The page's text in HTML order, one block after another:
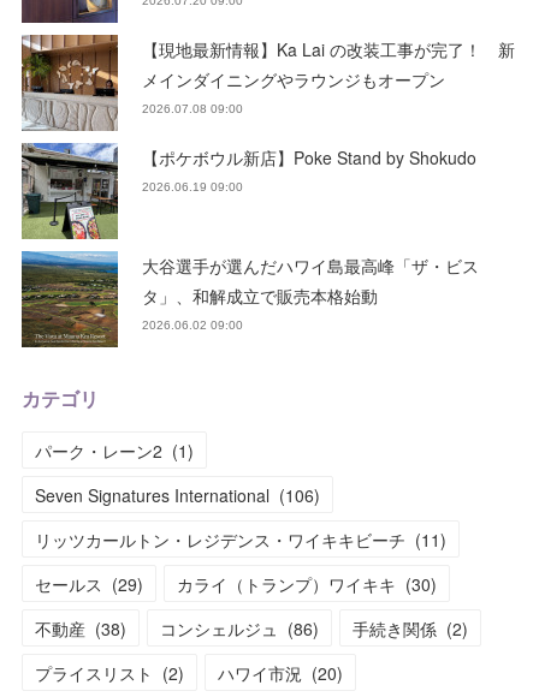
【現地最新情報】Ka Lai の改装工事が完了！ 新
メインダイニングやラウンジもオープン
2026.07.08 09:00
【ポケボウル新店】Poke Stand by Shokudo
2026.06.19 09:00
大谷選手が選んだハワイ島最高峰「ザ・ビス
タ」、和解成立で販売本格始動
2026.06.02 09:00
カテゴリ
パーク・レーン2 (1)
Seven Signatures International (106)
リッツカールトン・レジデンス・ワイキキビーチ (11)
セールス (29) カライ（トランプ）ワイキキ (30)
不動産 (38) コンシェルジュ (86) 手続き関係 (2)
プライスリスト (2) ハワイ市況 (20)